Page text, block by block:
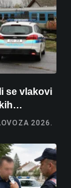
se vlakovi
Šestero
mlađa
2026.